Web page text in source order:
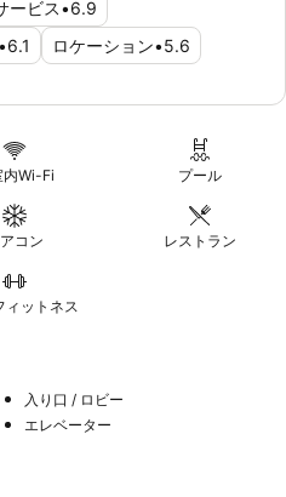
ービス•6.9
•6.1 ロケーション•5.6
内Wi-Fi プール
コン レストラン
ィットネス
入り口 / ロビー
エレベーター